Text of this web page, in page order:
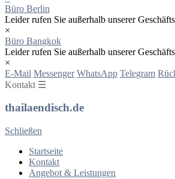
Büro Berlin
Leider rufen Sie außerhalb unserer
×
Büro Bangkok
Leider rufen Sie außerhalb unserer
×
E-Mail Messenger WhatsApp Telegram
Kontakt ☰
thailaendisch.de
Schließen
Startseite
Kontakt
Angebot & Leistungen